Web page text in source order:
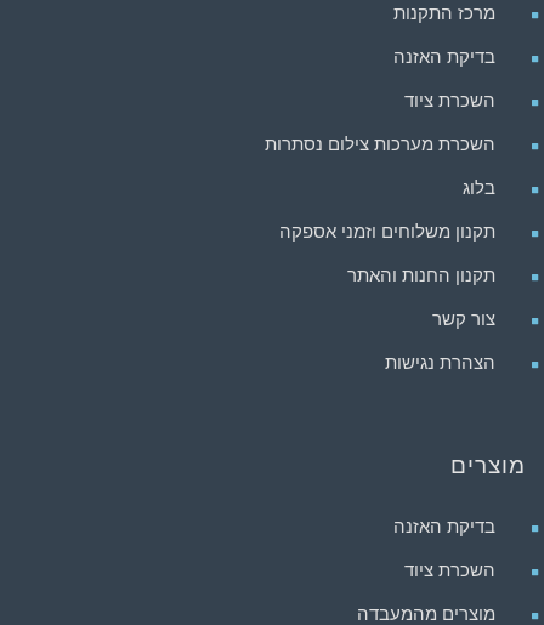
מרכז התקנות
בדיקת האזנה
השכרת ציוד
השכרת מערכות צילום נסתרות
בלוג
תקנון משלוחים וזמני אספקה
תקנון החנות והאתר
צור קשר
הצהרת נגישות
מוצרים
בדיקת האזנה
השכרת ציוד
מוצרים מהמעבדה